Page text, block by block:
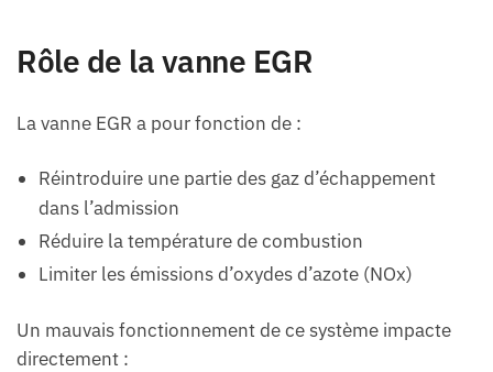
Rôle de la vanne EGR
La vanne EGR a pour fonction de :
Réintroduire une partie des gaz d’échappement
dans l’admission
Réduire la température de combustion
Limiter les émissions d’oxydes d’azote (NOx)
Un mauvais fonctionnement de ce système impacte
directement :